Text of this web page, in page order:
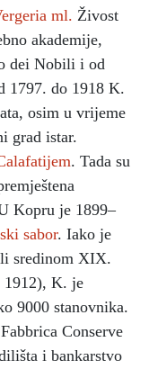
ml. Živost
akademije,
dei Nobili i od
1797. do 1918 K.
osim u vrijeme
grad istar.
. Tada su
Kopru je 1899–
sabor. Iako je
sredinom XIX.
1912), K. je
9000 stanovnika.
Conserve
i bankarstvo